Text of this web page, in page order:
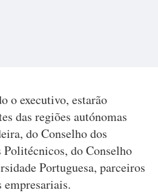
o executivo, estarão
das regiões autónomas
do Conselho dos
do Conselho
Portuguesa, parceiros
empresariais.